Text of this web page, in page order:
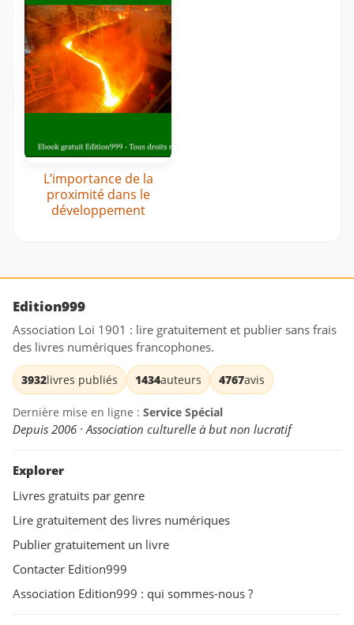
L’importance de la
proximité dans le
développement
Edition999
Association Loi 1901 : lire gratuitement et publier sans frais
des livres numériques francophones.
3932livres publiés 1434auteurs 4767avis
Dernière mise en ligne : Service Spécial
Depuis 2006 · Association culturelle à but non lucratif
Explorer
Livres gratuits par genre
Lire gratuitement des livres numériques
Publier gratuitement un livre
Contacter Edition999
Association Edition999 : qui sommes-nous ?